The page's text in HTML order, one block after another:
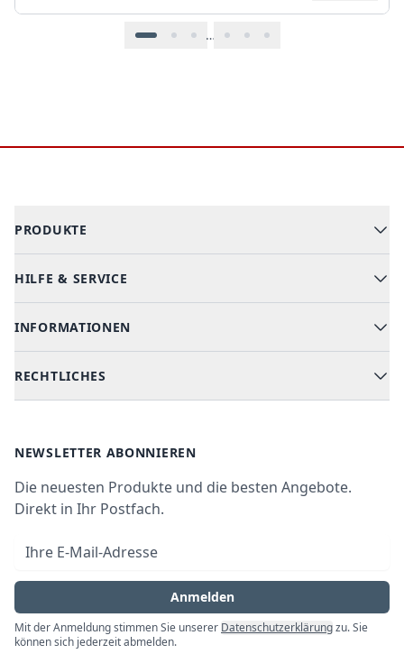
…
PRODUKTE
Alle Kategorien
Kühlen & Gefrieren
HILFE & SERVICE
Hilfe & FAQ
INFORMATIONEN
Über uns
RECHTLICHES
Datenschutz
Widerrufsrecht
Impressum
NEWSLETTER ABONNIEREN
Die neuesten Produkte und die besten Angebote.
Direkt in Ihr Postfach.
E-Mail-Adresse
Anmelden
Mit der Anmeldung stimmen Sie unserer Datenschutzerklärungzu. Sie
können sich jederzeit abmelden.